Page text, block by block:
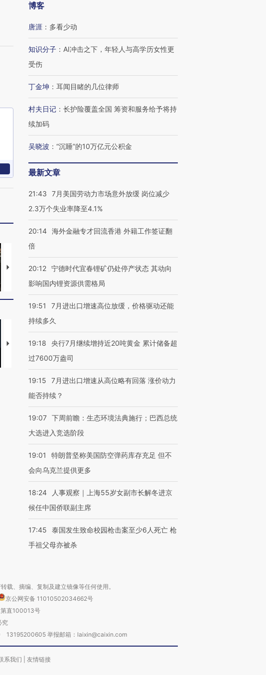
马航飞行员跨国走私7万
视线｜被称为“蟑螂”的印
育部长拱下台
视线｜“入侵”还是“人道危
【推广】走进第四届链博
会，让数智科技“链”接产
【商旅对话】华住集团
博客
唐涯 ： 多看少动
知识分子 ： AI冲击之下，年轻人与高学历女性更
受伤
丁金坤 ： 耳闻目睹的几位律师
村夫日记 ： 长护险覆盖全国 筹资和服务给予将持
续加码
吴晓波 ： “沉睡”的10万亿元公积金
最新文章
21:43
7月美国劳动力市场意外放缓 岗位减少
2.3万个失业率降至4.1%
20:14 海外金融专才回流香港 外籍工作签证翻
倍
20:12 宁德时代宜春锂矿仍处停产状态 其动向
影响国内锂资源供需格局
19:51
7月进出口增速高位放缓，价格驱动还能
持续多久
19:18
央行7月继续增持近20吨黄金 累计储备超
过7600万盎司
19:15
7月进出口增速从高位略有回落 涨价动力
能否持续？
19:07 下周前瞻：生态环境法典施行；巴西总统
大选进入竞选阶段
19:01
特朗普坚称美国防空弹药库存充足 但不
会向乌克兰提供更多
18:24
人事观察｜上海55岁女副市长解冬进京
候任中国侨联副主席
17:45
泰国发生致命校园枪击案至少6人死亡 枪
手祖父母亦被杀
载、摘编、复制及建立镜像等任何使用。
京公网安备 11010502034662号
直100013号
究
13195200605 举报邮箱：laixin@caixin.com
系我们 友情链接